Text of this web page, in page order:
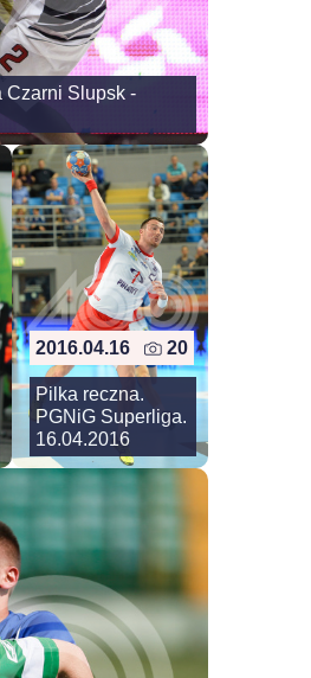
Czarni Slupsk -
2016.04.16 20
Pilka reczna.
PGNiG Superliga.
16.04.2016